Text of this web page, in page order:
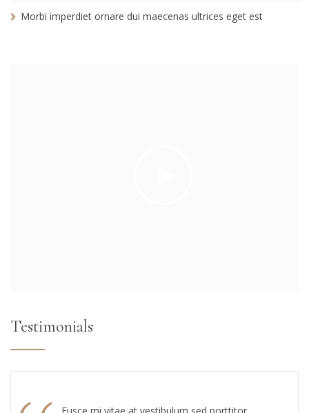
Morbi imperdiet ornare dui maecenas ultrices eget est
Testimonials